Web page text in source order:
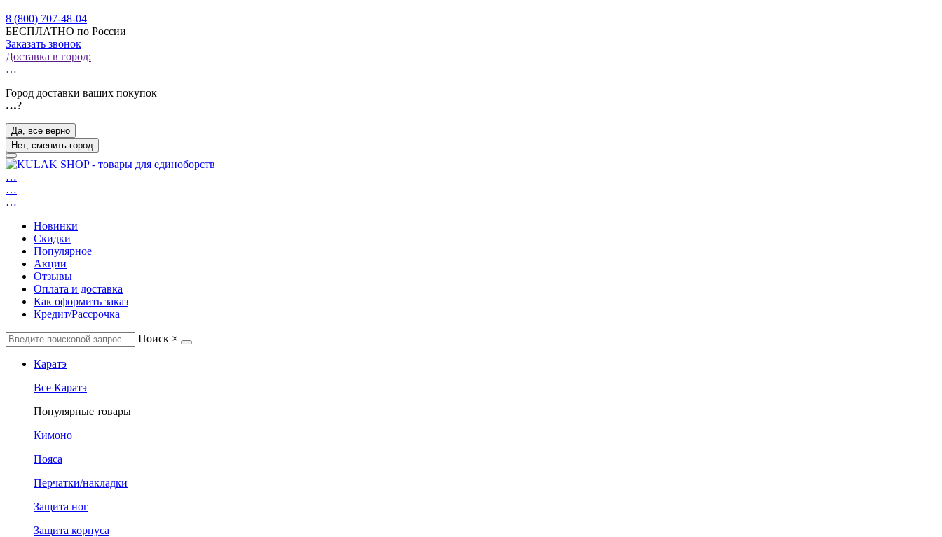
8 (800) 707-48-04
БЕСПЛАТНО по России
Заказать звонок
Доставка в город:
…
Город доставки ваших покупок
…?
Да, все верно
Нет, сменить город
…
…
…
Новинки
Скидки
Популярное
Акции
Отзывы
Оплата и доставка
Как оформить заказ
Кредит/Рассрочка
Поиск ×
Каратэ
Все Каратэ
Популярные товары
Кимоно
Пояса
Перчатки/накладки
Защита ног
Защита корпуса